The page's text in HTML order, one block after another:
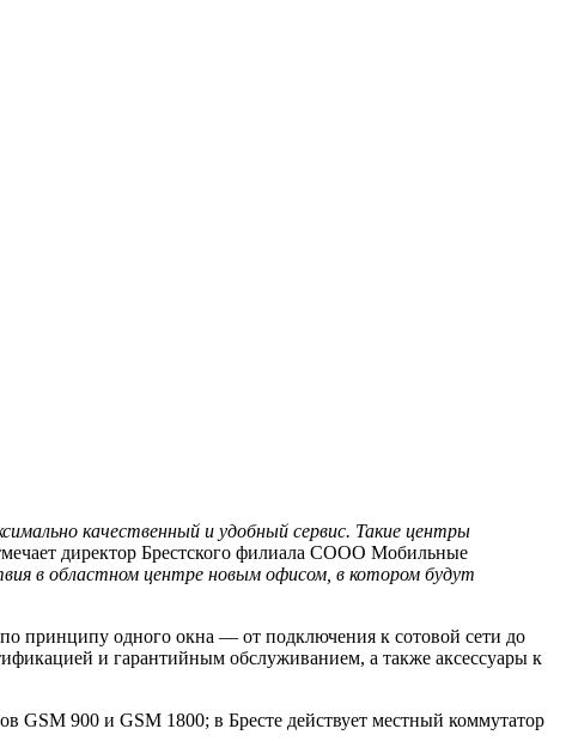
качественный и удобный сервис. Такие центры
директор Брестского филиала СООО Мобильные
в областном центре новым офисом, в котором будут
принципу одного окна — от подключения к сотовой сети до
и гарантийным обслуживанием, а также аксессуары к
GSM 900 и GSM 1800; в Бресте действует местный коммутатор